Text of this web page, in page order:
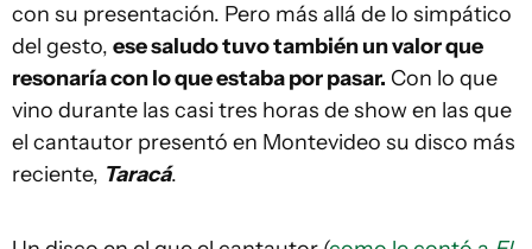
con su presentación. Pero más allá de lo simpático
del gesto, ese saludo tuvo también un valor que
resonaría con lo que estaba por pasar. Con lo que
vino durante las casi tres horas de show en las que
el cantautor presentó en Montevideo su disco más
reciente, Taracá.